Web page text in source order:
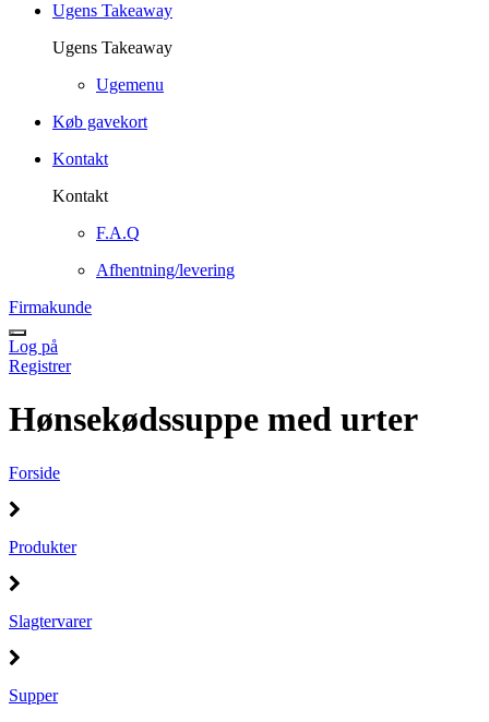
Ugens Takeaway
Ugens Takeaway
Ugemenu
Køb gavekort
Kontakt
Kontakt
F.A.Q
Afhentning/levering
Firmakunde
Log på
Registrer
Hønsekødssuppe med urter
Forside
Produkter
Slagtervarer
Supper